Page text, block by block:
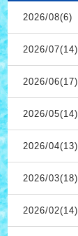
2026/08(6)
2026/07(14)
2026/06(17)
2026/05(14)
2026/04(13)
2026/03(18)
2026/02(14)